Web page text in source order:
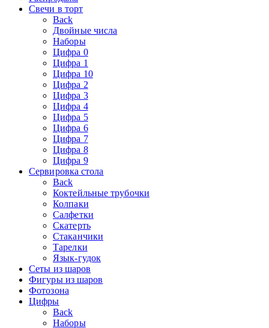
Свечи в торт
Back
Двойные числа
Наборы
Цифра 0
Цифра 1
Цифра 10
Цифра 2
Цифра 3
Цифра 4
Цифра 5
Цифра 6
Цифра 7
Цифра 8
Цифра 9
Сервировка стола
Back
Коктейльные трубочки
Колпаки
Салфетки
Скатерть
Стаканчики
Тарелки
Язык-гудок
Сеты из шаров
Фигуры из шаров
Фотозона
Цифры
Back
Наборы